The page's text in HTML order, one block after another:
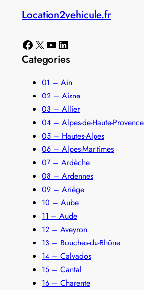
Location2vehicule.fr
Facebook X YouTube LinkedIn
Categories
01 – Ain
02 – Aisne
03 – Allier
04 – Alpes-de-Haute-Provence
05 – Hautes-Alpes
06 – Alpes-Maritimes
07 – Ardèche
08 – Ardennes
09 – Ariège
10 – Aube
11 – Aude
12 – Aveyron
13 – Bouches-du-Rhône
14 – Calvados
15 – Cantal
16 – Charente